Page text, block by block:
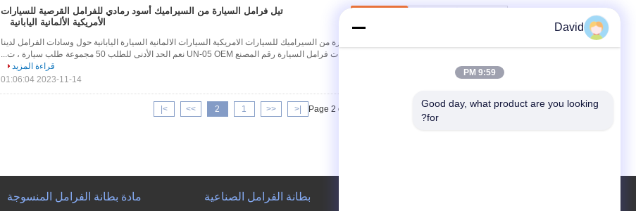
تيل فرامل السيارة من السيراميك أسود رمادي للفرامل القرصية للسيارات
الأمريكية الألمانية اليابانية
تيل فرامل السيارة من السيراميك للسيارات الامريكية السيارات الالمانية السيارة اليابانية حول وسادات الفرامل لدينا
اسم المنتج وسادات فرامل السيارة رقم المصنع UN-05 OEM نعم الحد الأدنى للطلب 50 مجموعة طلب سيارة ، ت...
قراءة المزيد
2023-11-14 01:06:04
Page 2 of 2
|<
<<
1
2
>>
>|
مادة بطانة الفرامل المنسوجة بطانة الفرامل الصناعية
David
9:59 PM
Good day, what product are you looking
for?